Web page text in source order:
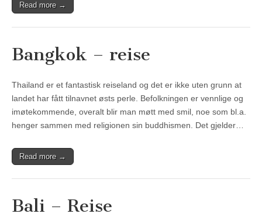
Read more →
Bangkok – reise
Thailand er et fantastisk reiseland og det er ikke uten grunn at
landet har fått tilnavnet østs perle. Befolkningen er vennlige og
imøtekommende, overalt blir man møtt med smil, noe som bl.a.
henger sammen med religionen sin buddhismen. Det gjelder…
Read more →
Bali – Reise